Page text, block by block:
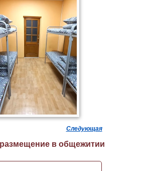
Следующая
в общежитии